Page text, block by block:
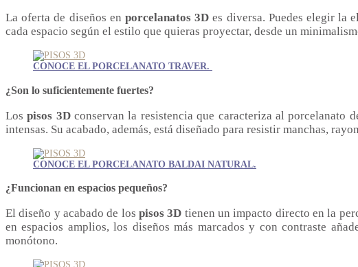
La oferta de diseños en porcelanatos 3D es diversa. Puedes elegir la
cada espacio según el estilo que quieras proyectar, desde un
CONOCE EL PORCELANATO TRAVER.
¿Son lo suficientemente fuertes?
Los pisos 3Dconservan la resistencia que caracteriza al porcelanato
intensas. Su acabado, además, está diseñado para resistir manchas,
CONOCE EL PORCELANATO BALDAI NATURAL.
¿Funcionan en espacios pequeños?
El diseño y acabado de los pisos 3D tienen un impacto directo en la
en espacios amplios, los diseños más marcados y con contraste
monótono.